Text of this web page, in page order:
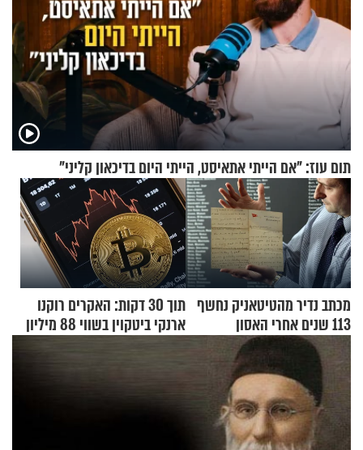
תום עוז: "אם הייתי אתאיסט, הייתי היום בדיכאון קליני"
מכתב נדיר מהטיטאניק נחשף
113 שנים אחרי האסון
תוך 30 דקות: האקרים רוקנו
ארנקי ביטקוין בשווי 88 מיליון